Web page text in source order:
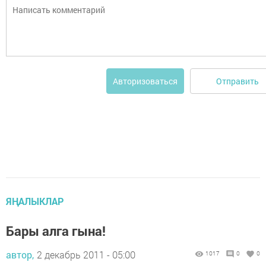
Авторизоваться Отправить
ЯҢАЛЫКЛАР
Бары алга гына!
автор, 2 декабрь 2011 - 05:00 1017 0 0